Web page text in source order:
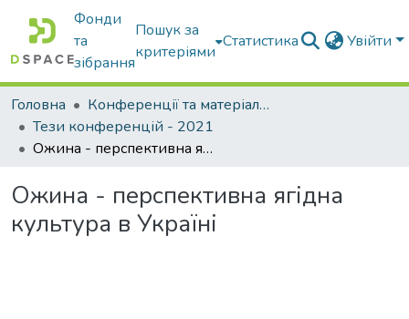
Фонди
та
зібрання
Пошук за
критеріями
Статистика Увійти
Головна
Конференції та матеріали конференцій
Тези конференцій - 2021
Ожина - перспективна ягідна культура в Україні
Ожина - перспективна ягідна
культура в Україні